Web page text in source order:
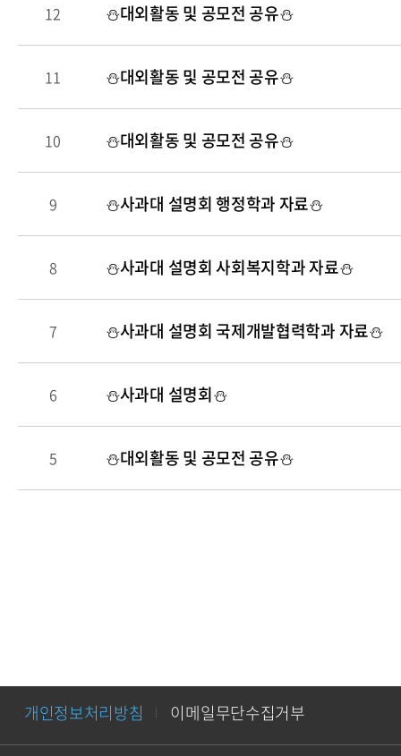
12 ⛄️대외활동 및 공모전 공유⛄️
11 ⛄️대외활동 및 공모전 공유⛄️
10 ⛄️대외활동 및 공모전 공유⛄️
9 ⛄️사과대 설명회 행정학과 자료⛄️
8 ⛄️사과대 설명회 사회복지학과 자료⛄️
7 ⛄️사과대 설명회 국제개발협력학과 자료⛄️
6 ⛄️사과대 설명회⛄️
5 ⛄️대외활동 및 공모전 공유⛄️
개인정보처리방침 이메일무단수집거부